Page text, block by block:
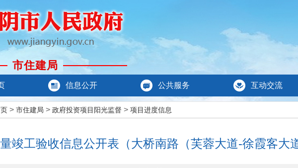
市住建局
信息公开 公共服务 互动交流
> 市住建局 > 政府投资项目阳光监督 > 项目进度信息
竣工验收信息公开表（大桥南路（芙蓉大道-徐霞客大